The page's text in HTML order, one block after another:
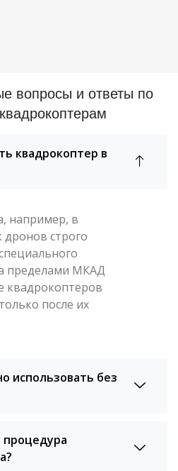
вопросы и ответы по
квадрокоптер в
например, в
дронов строго
пределами МКАД
квадрокоптеров
после их
использовать без
процедура